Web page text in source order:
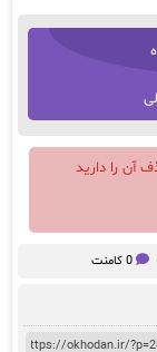
آن را دارید
0 کامنت